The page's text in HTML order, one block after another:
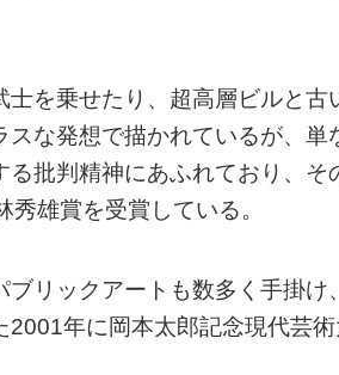
士を乗せたり、超高層ビルと
スな発想で描かれているが、
る批判精神にあふれており、
雄賞を受賞している。
ブリックアートも数多く手掛
年に岡本太郎記念現代芸術